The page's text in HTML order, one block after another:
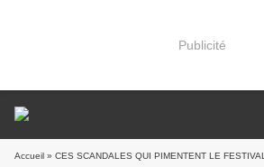
Publicité
Accueil » CES SCANDALES QUI PIMENTENT LE FESTIVAL